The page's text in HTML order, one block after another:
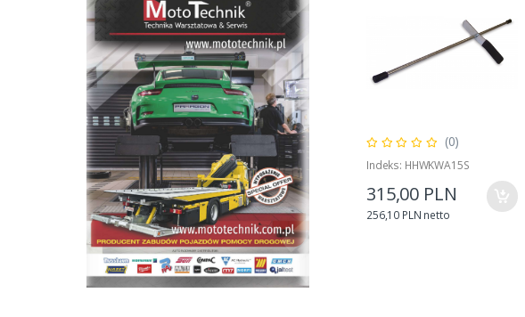
(0)
Indeks: HHWKWA15S
315,00 PLN
256,10 PLN netto